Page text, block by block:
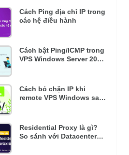
Cách Ping địa chỉ IP trong
các hệ điều hành
Cách bật Ping/ICMP trong
VPS Windows Server 2016
Cách bỏ chặn IP khi
remote VPS Windows sai
Residential Proxy là gì?
So sánh với Datacenter